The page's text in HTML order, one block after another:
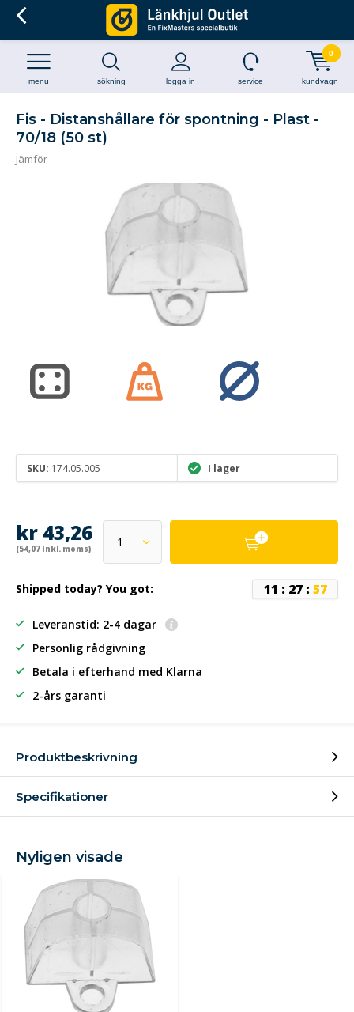
sökning logga in
menu service kundvagn
0
Fis - Distanshållare för spontning - Plast -
70/18 (50 st)
Jämför
SKU: 174.05.005 I lager
kr 43,26
(54,07 Inkl. moms)
Shipped today? You got: 11 : 27: 57
Leveranstid: 2-4 dagar
Personlig rådgivning
Betala i efterhand med Klarna
2-års garanti
Produktbeskrivning
Specifikationer
Nyligen visade